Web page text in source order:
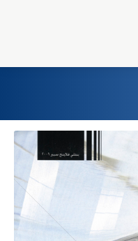
Home
Einst und Heute
Marken
Konzerne